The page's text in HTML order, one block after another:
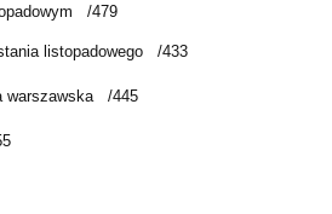
/479
listopadowego /433
warszawska /445